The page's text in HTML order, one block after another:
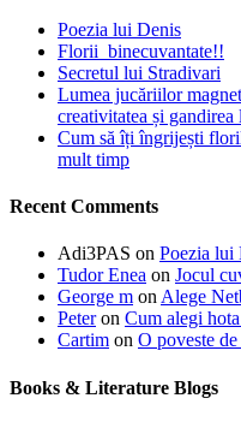
Poezia lui Denis
Florii binecuvantate!!
Secretul lui Stradivari
Lumea jucăriilor
creativitatea și
Cum să îți îngrijești
mult timp
Recent Comments
Adi3PAS on Poezia lui
Tudor Enea on Jocul
George m on Alege
Peteron Cum alegi
Cartim on O poveste
Books & Literature Blogs